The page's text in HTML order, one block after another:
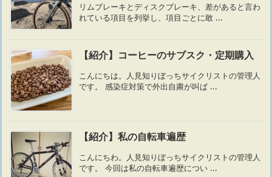
リムブレーキとディスクブレーキ、差があると言わ
れている項目を列挙し、項目ごとに敢 ...
【紹介】コーヒーのサブスク・定期購入
こんにちは。人見知りぼっちサイクリストの管理人
です。 感染症対策で外出自粛が叫ば ...
【紹介】私の自転車遍歴
こんにちわ。人見知りぼっちサイクリストの管理人
です。 今回は私の自転車遍歴につい ...